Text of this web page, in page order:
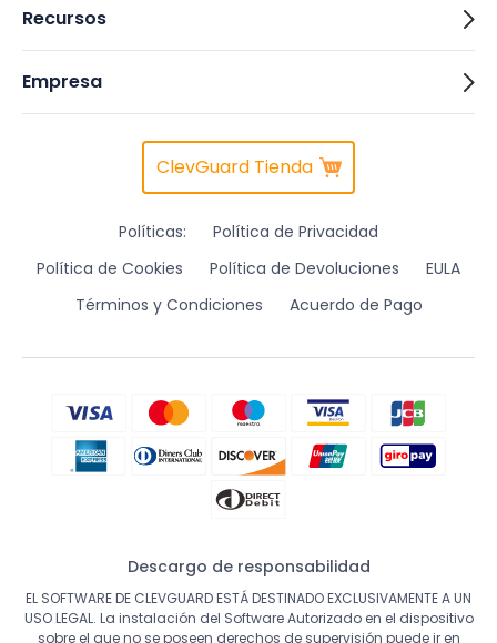
Recursos
Empresa
ClevGuard Tienda
Políticas:
Política de Privacidad
Política de Cookies
Política de Devoluciones
EULA
Términos y Condiciones
Acuerdo de Pago
Descargo de responsabilidad
EL SOFTWARE DE CLEVGUARD ESTÁ DESTINADO EXCLUSIVAMENTE A UN
USO LEGAL. La instalación del Software Autorizado en el dispositivo
sobre el que no se poseen derechos de supervisión puede ir en